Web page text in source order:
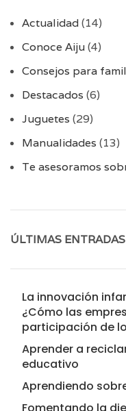
Actualidad(14)
Conoce Aiju(4)
Consejos para
Destacados (6)
Juguetes (29)
Manualidades (13)
Te asesoramos
ÚLTIMAS ENTRADAS
La innovación
¿Cómo las
participación de
Aprender a
educativo
Aprendiendo